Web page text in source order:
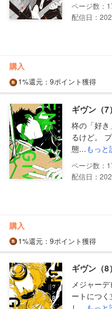
配信日：
購入
1%還元 ：9ポイント獲得
ギヴン（7
柊の「好
るけど。
態...もっと
配信日：
購入
1%還元 ：9ポイント獲得
ギヴン（8
メジャー
ートにつ